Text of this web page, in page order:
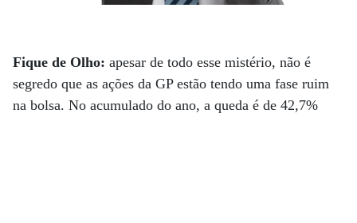
Fique de Olho: apesar de todo esse mistério, não é
segredo que as ações da GP estão tendo uma fase ruim
na bolsa. No acumulado do ano, a queda é de 42,7%